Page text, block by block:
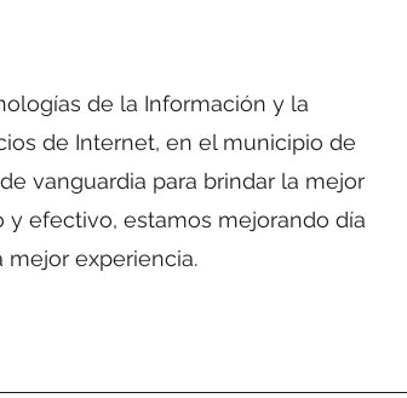
de la Información y la
de Internet, en el municipio de
vanguardia para brindar la mejor
efectivo, estamos mejorando día
mejor experiencia.